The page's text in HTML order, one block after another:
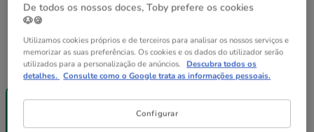
Formato:300ml
300ml
(19.63€ / l)
750ml
(15.32€ / l)
De todos os nossos doces, Toby prefere os cookies
🐶🍪
Utilizamos cookies próprios e de terceiros para analisar os nossos serviços e
memorizar as suas preferências. Os cookies e os dados do utilizador serão
utilizados para a personalização de anúncios. Descubra todos os
detalhes. Consulte como o Google trata as informações pessoais.
Configurar